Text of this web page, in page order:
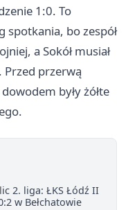
1:0. To
spotkania, bo zespół
a Sokół musiał
Przed przerwą
były żółte
2. liga: ŁKS Łódź II
w Bełchatowie